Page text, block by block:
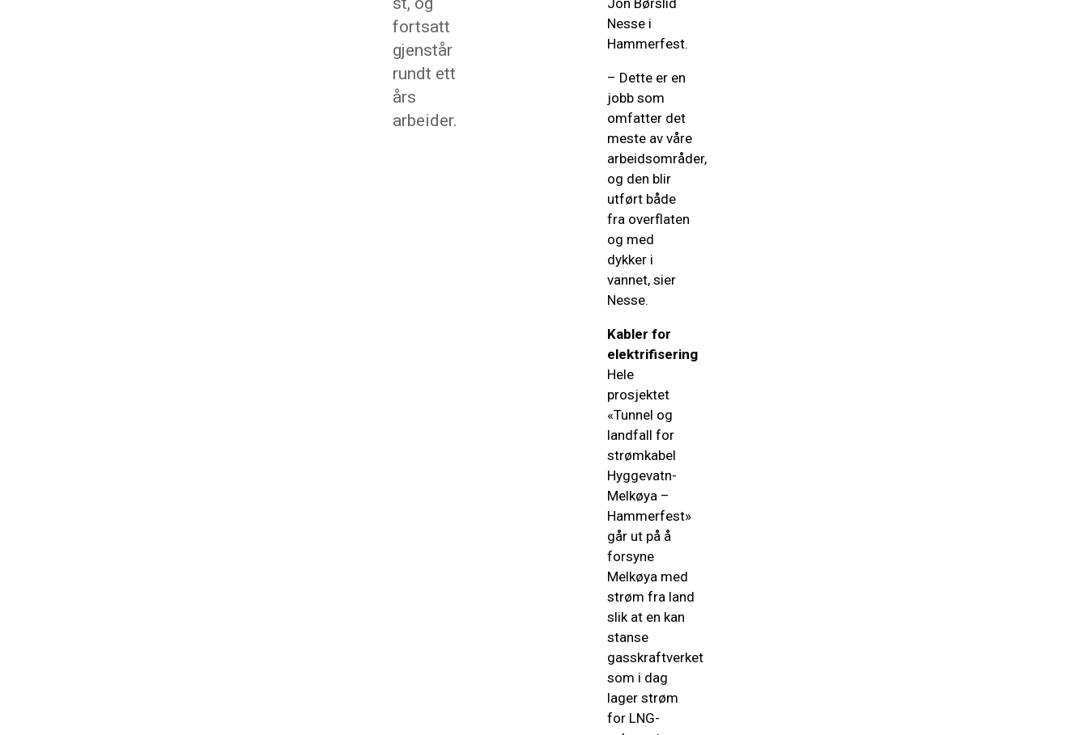
fortsatt
gjenstår
rundt ett
års
arbeider.
Jon Børslid
Nesse i
Hammerfest.
– Dette er en
jobb som
omfatter det
meste av våre
arbeidsområder,
og den blir
utført både
fra overflaten
og med
dykker i
vannet, sier
Nesse.
Kabler for
elektrifisering
Hele
prosjektet
«Tunnel og
landfall for
strømkabel
Hyggevatn-
Melkøya –
Hammerfest»
går ut på å
forsyne
Melkøya med
strøm fra land
slik at en kan
stanse
gasskraftverket
som i dag
lager strøm
for LNG-